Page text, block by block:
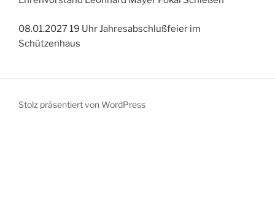
08.01.2027 19 Uhr Jahresabschlußfeier im
Schützenhaus
Stolz präsentiert von WordPress